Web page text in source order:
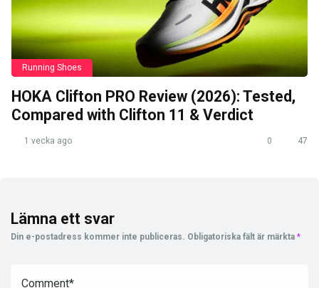
Running Shoes
HOKA Clifton PRO Review (2026): Tested,
Compared with Clifton 11 & Verdict
1 vecka ago 0 47
Lämna ett svar
Din e-postadress kommer inte publiceras. Obligatoriska fält är märkta *